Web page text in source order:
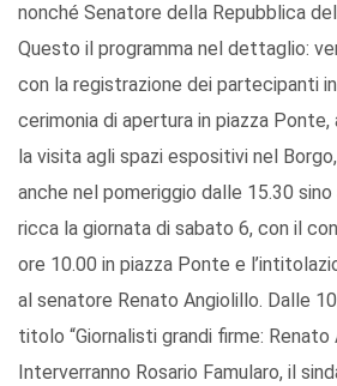
nonché Senatore della Repubblica
Questo il programma nel dettaglio:
con la registrazione dei partecipanti
cerimonia di apertura in piazza Ponte,
la visita agli spazi espositivi nel
anche nel pomeriggio dalle 15.30
ricca la giornata di sabato 6, con il
ore 10.00 in piazza Ponte e
al senatore Renato Angiolillo. Dalle
titolo “Giornalisti grandi firme: Renato
Interverranno Rosario Famularo, il